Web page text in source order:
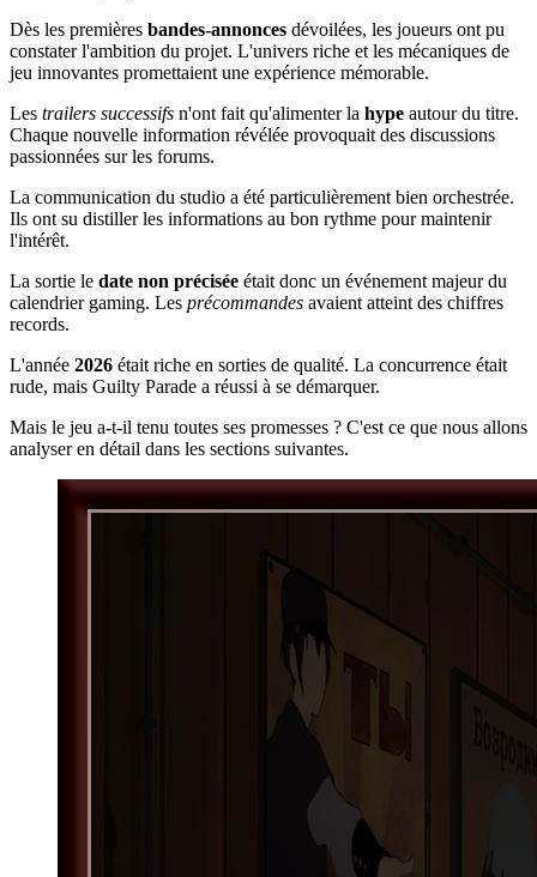
Dès les premières bandes-annonces dévoilées, les joueurs ont pu
constater l'ambition du projet. L'univers riche et les mécaniques de
jeu innovantes promettaient une expérience mémorable.
Les trailers successifs n'ont fait qu'alimenter la hype autour du titre.
Chaque nouvelle information révélée provoquait des discussions
passionnées sur les forums.
La communication du studio a été particulièrement bien orchestrée.
Ils ont su distiller les informations au bon rythme pour maintenir
l'intérêt.
La sortie le date non précisée était donc un événement majeur du
calendrier gaming. Les précommandes avaient atteint des chiffres
records.
L'année 2026 était riche en sorties de qualité. La concurrence était
rude, mais Guilty Parade a réussi à se démarquer.
Mais le jeu a-t-il tenu toutes ses promesses ? C'est ce que nous allons
analyser en détail dans les sections suivantes.